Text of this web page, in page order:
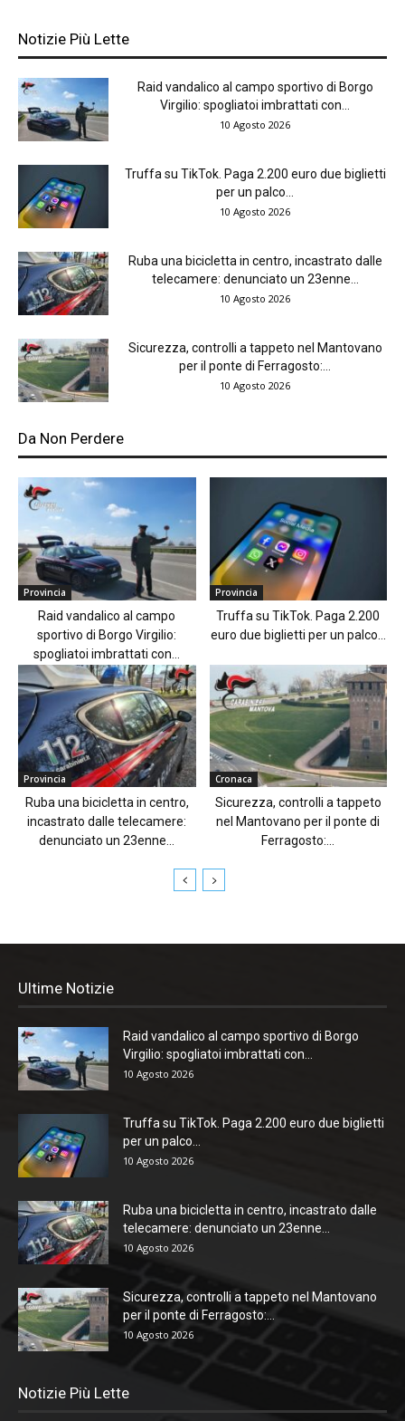
Notizie Più Lette
Raid vandalico al campo sportivo di Borgo
Virgilio: spogliatoi imbrattati con...
10 Agosto 2026
Truffa su TikTok. Paga 2.200 euro due biglietti
per un palco...
10 Agosto 2026
Ruba una bicicletta in centro, incastrato dalle
telecamere: denunciato un 23enne...
10 Agosto 2026
Sicurezza, controlli a tappeto nel Mantovano
per il ponte di Ferragosto:...
10 Agosto 2026
Da Non Perdere
Provincia
Raid vandalico al campo
sportivo di Borgo Virgilio:
spogliatoi imbrattati con...
Provincia
Truffa su TikTok. Paga 2.200
euro due biglietti per un palco...
Provincia
Ruba una bicicletta in centro,
incastrato dalle telecamere:
denunciato un 23enne...
Cronaca
Sicurezza, controlli a tappeto
nel Mantovano per il ponte di
Ferragosto:...
Ultime Notizie
Raid vandalico al campo sportivo di Borgo
Virgilio: spogliatoi imbrattati con...
10 Agosto 2026
Truffa su TikTok. Paga 2.200 euro due biglietti
per un palco...
10 Agosto 2026
Ruba una bicicletta in centro, incastrato dalle
telecamere: denunciato un 23enne...
10 Agosto 2026
Sicurezza, controlli a tappeto nel Mantovano
per il ponte di Ferragosto:...
10 Agosto 2026
Notizie Più Lette